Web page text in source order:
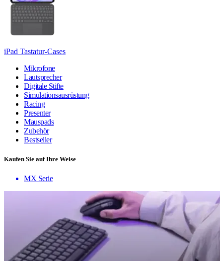
iPad Tastatur-Cases
Mikrofone
Lautsprecher
Digitale Stifte
Simulationsausrüstung
Racing
Presenter
Mauspads
Zubehör
Bestseller
Kaufen Sie auf Ihre Weise
MX Serie